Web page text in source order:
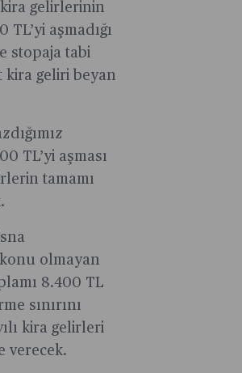
gelirlerinin
TL’yi aşmadığı
stopaja tabi
geliri beyan
TL’yi aşması
tamamı
olmayan
8.400 TL
sınırını
kira gelirleri
verecek.